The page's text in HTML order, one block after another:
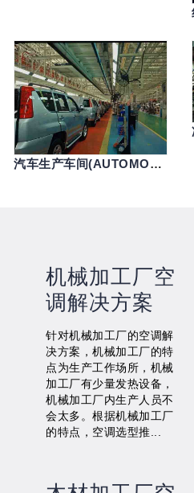
汽车生产车间(AUTOMOBILE PRODUCTION WORKSHOP)
机械加工厂空
调解决方案
针对机械加工厂的空调解
决方案，机械加工厂的特
点为生产工作场所，机械
加工厂有少量发热设备，
机械加工厂内生产人员不
会太多。根据机械加工厂
的特点，空调选型推...